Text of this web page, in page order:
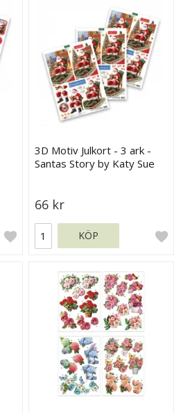
3D Motiv Julkort - 3 ark -
Santas Story by Katy Sue
66 kr
KÖP